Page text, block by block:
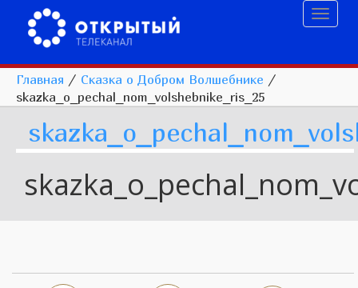
Главная / Сказка о Добром Волшебнике /
skazka_o_pechal_nom_volshebnike_ris_25